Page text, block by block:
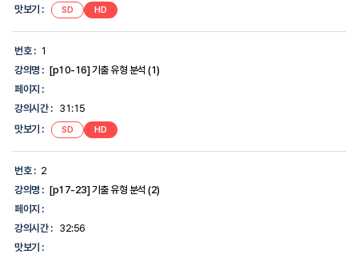
번
강
의
명,
강
의
간,
맛
보
대
한
보
를
공
맛보기 :
SD HD
번호 : 1
강의명 : [p10-16] 기출 유형 분석 (1)
페이지 :
강의시간 :
31:15
맛보기 :
SD HD
번호 : 2
강의명 : [p17-23] 기출 유형 분석 (2)
페이지 :
강의시간 :
32:56
맛보기 :